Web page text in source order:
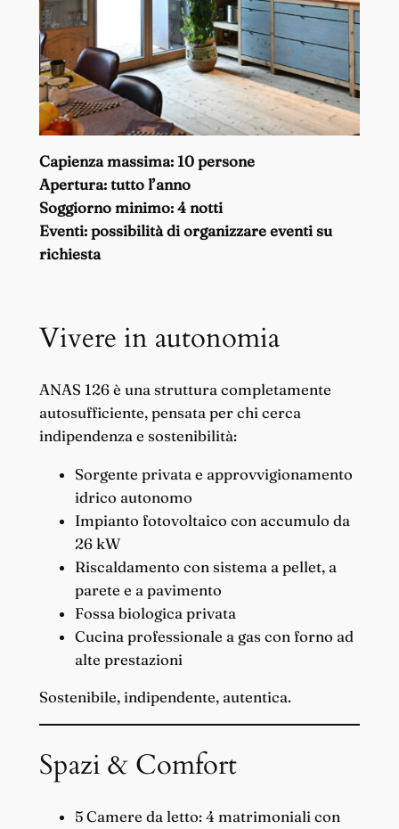
Capienza massima: 10 persone
Apertura: tutto l’anno
Soggiorno minimo: 4 notti
Eventi: possibilità di organizzare eventi su
richiesta
Vivere in autonomia
ANAS 126 è una struttura completamente
autosufficiente, pensata per chi cerca
indipendenza e sostenibilità:
Sorgente privata e approvvigionamento
idrico autonomo
Impianto fotovoltaico con accumulo da
26 kW
Riscaldamento con sistema a pellet, a
parete e a pavimento
Fossa biologica privata
Cucina professionale a gas con forno ad
alte prestazioni
Sostenibile, indipendente, autentica.
Spazi & Comfort
5 Camere da letto: 4 matrimoniali con